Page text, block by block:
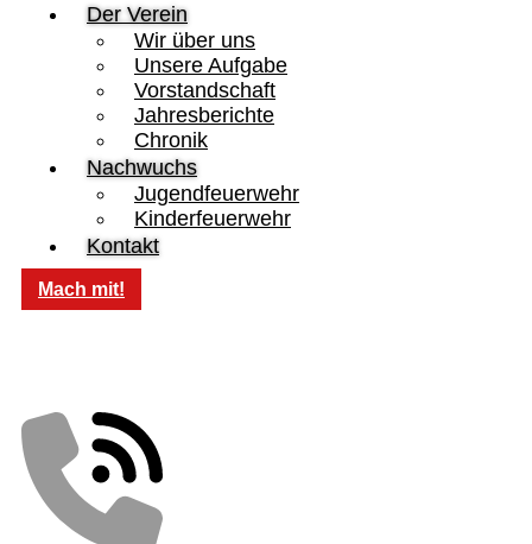
Der Verein
Wir über uns
Unsere Aufgabe
Vorstandschaft
Jahresberichte
Chronik
Nachwuchs
Jugendfeuerwehr
Kinderfeuerwehr
Kontakt
Mach mit!